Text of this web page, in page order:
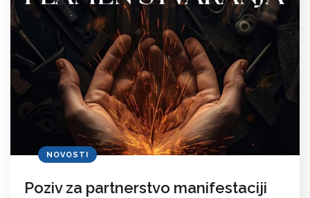
NOVOSTI
Poziv za partnerstvo manifestaciji